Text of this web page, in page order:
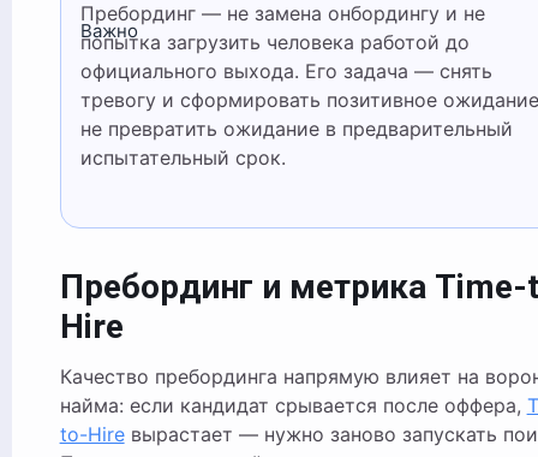
Важно
Пребординг — не замена онбордингу и не
попытка загрузить человека работой до
официального выхода. Его задача — снять
тревогу и сформировать позитивное
не превратить ожидание в предварительный
испытательный срок.
Пребординг и метрика
Hire
Качество пребординга напрямую влияет на
найма: если кандидат срывается после оффера,
to-Hireвырастает — нужно заново запускать